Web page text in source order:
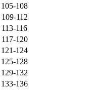
105-108
109-112
113-116
117-120
121-124
125-128
129-132
133-136